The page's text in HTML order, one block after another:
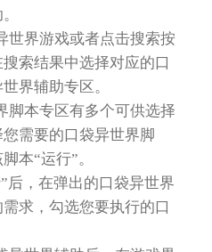
世界游戏或者点击搜索按
索结果中选择对应的口
界辅助专区。
脚本专区有多个可供选择
需要的口袋异世界脚
本“运行”。
”后，在弹出的口袋异世界
求，勾选您要执行的口